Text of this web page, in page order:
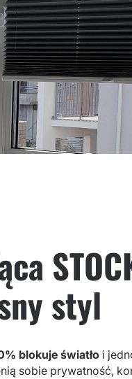
styl
blokuje światło i
sobie prywatność,